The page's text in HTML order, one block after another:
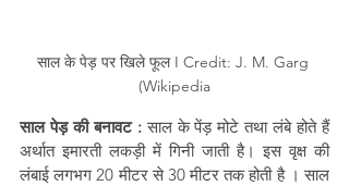
साल के पेड़ पर खिले फूल I Credit: J. M. Garg
(Wikipedia
साल पेड़ की बनावट : साल के पेंड़ मोटे तथा लंबे होते हैं
अर्थात इमारती लकड़ी में गिनी जाती है। इस वृक्ष की
लंबाई लगभग 20 मीटर से 30 मीटर तक होती है । साल